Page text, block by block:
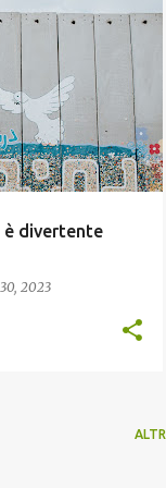
è divertente
2023
5